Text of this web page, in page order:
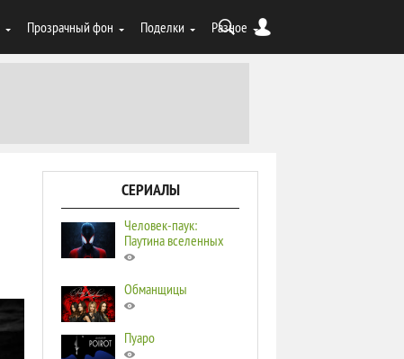
Прозрачный фон Поделки Разное
СЕРИАЛЫ
Человек-паук:
Паутина вселенных
Обманщицы
Пуаро